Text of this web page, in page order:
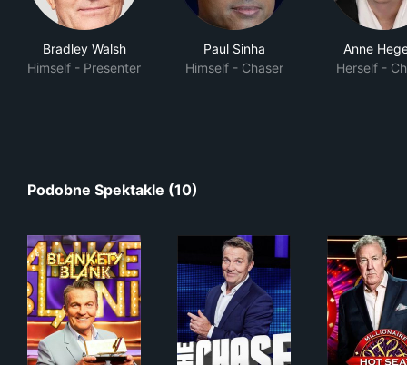
Bradley Walsh
Himself - Presenter
Paul Sinha
Himself - Chaser
Anne
Herself -
Podobne Spektakle (10)